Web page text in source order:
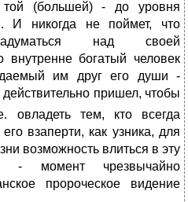
той (большей) - до уровня
И никогда не поймет, что
над своей
внутренне богатый человек
им друг его души -
пришел, чтобы
овладеть тем, кто всегда
взаперти, как узника, для
возможность влиться в эту
- момент чрезвычайно
пророческое видение